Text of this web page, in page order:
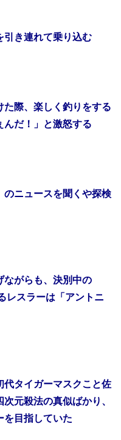
引き連れて乗り込む
た際、楽しく釣りをする
んだ！」と激怒する
のニュースを聞くや探検
ながらも、決別中の
レスラーは「アントニ
代タイガーマスクこと佐
元殺法の真似ばかり、
を目指していた